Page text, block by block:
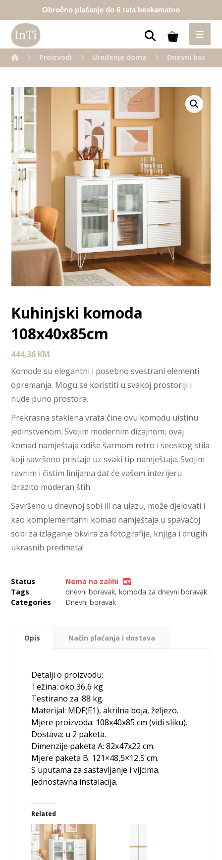
Obročno plaćanje do 6 rata beskamatno
Proizvodi Uređenje doma Dnevni
Enlarge the image
Kuhinjski komoda
108x40x85cm
444,36 KM
Komode su elegantni i posebno svestrani elementi
opremanja. Mogu se koristiti u svakoj prostoriji i
nude puno prostora.
Prekrasna staklena vrata čine ovu komodu uistinu
jedinstvenom. Svojim modernim dizajnom, ovaj
komad namještaja odiše šarmom retro i seoskog stila
koji savršeno pristaje uz svaki tip namještaja. Svojim
ravnim i čistim linijama dat će vašem interijeru
izrazito moderan štih.
Savršeno u dnevnoj sobi ili na ulazu, može djelovati i
kao komplementarni komad namještaja u spavaćoj
sobi za izlaganje okvira za fotografije, knjiga i drugih
ukrasnih predmeta!
Status
Nema na zalihi
Tags
dnevni boravak,komoda za dnevni boravak
Categories
Dnevni boravak
Opis Način plaćanja i dostava
Detalji o proizvodu:
Težina: oko 36,6 kg
Testirano za: 88 kg.
Materijal: MDF(E1), akrilna boja, željezo.
Mjere proizvoda: 108x40x85 cm (vidi sliku).
Dostava: u 2 paketa.
Dimenzije paketa A: 82x47x22 cm.
Mjere paketa B: 121×48,5×12,5 cm.
S uputama za sastavljanje i vijcima.
Jednostavna instalacija.
Related